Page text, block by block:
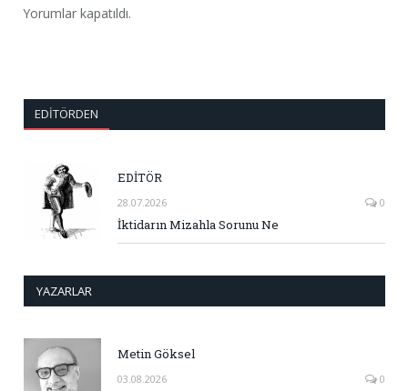
Yorumlar kapatıldı.
EDITÖRDEN
EDİTÖR
28.07.2026 0
İktidarın Mizahla Sorunu Ne
YAZARLAR
Metin Göksel
03.08.2026 0